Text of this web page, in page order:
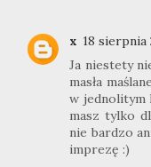
x 18 sierpnia
Ja niestety
masła
w jednolitym
masz tylko
nie bardzo
imprezę :)